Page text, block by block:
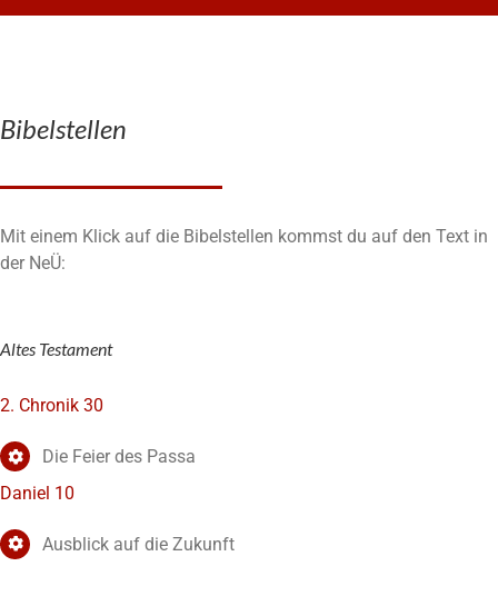
Bibelstellen
Mit einem Klick auf die Bibelstellen kommst du auf den Text in
der NeÜ:
Altes Testament
2. Chronik 30
Die Feier des Passa
Daniel 10
Ausblick auf die Zukunft